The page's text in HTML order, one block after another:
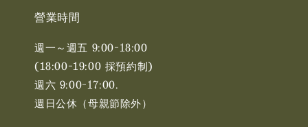
營業時間
週一～週五 9:00-18:00
(18:00-19:00 採預約制)
週六 9:00-17:00. ​​
週日公休（母親節除外）